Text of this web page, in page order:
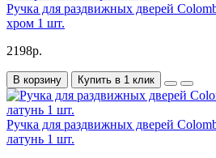
Ручка для раздвижных дверей
хром 1 шт.
2198р.
В корзину Купить в 1 клик
Ручка для раздвижных дверей
латунь 1 шт.